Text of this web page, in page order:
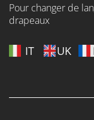
Pour changer de
drapeaux
IT UK